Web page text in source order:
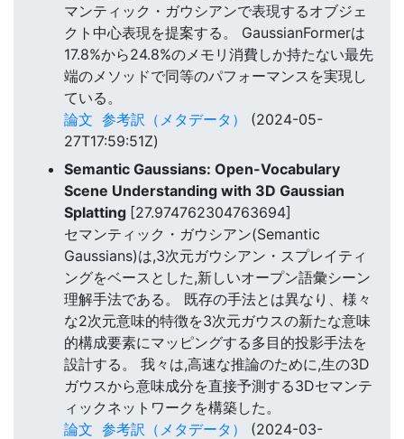
マンティック・ガウシアンで表現するオブジェ
クト中心表現を提案する。 GaussianFormerは
17.8%から24.8%のメモリ消費しか持たない最先
端のメソッドで同等のパフォーマンスを実現し
ている。
論文 参考訳（メタデータ）
(2024-05-
27T17:59:51Z)
Semantic Gaussians: Open-Vocabulary
Scene Understanding with 3D Gaussian
Splatting [27.974762304763694]
セマンティック・ガウシアン(Semantic
Gaussians)は,3次元ガウシアン・スプレイティ
ングをベースとした,新しいオープン語彙シーン
理解手法である。 既存の手法とは異なり、様々
な2次元意味的特徴を3次元ガウスの新たな意味
的構成要素にマッピングする多目的投影手法を
設計する。 我々は,高速な推論のために,生の3D
ガウスから意味成分を直接予測する3Dセマンテ
ィックネットワークを構築した。
論文 参考訳（メタデータ）
(2024-03-